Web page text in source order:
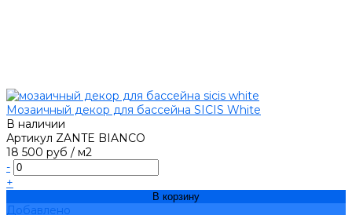
Мозаичный декор для бассейна SICIS White
В наличии
Артикул ZANTE BIANCO
18 500 руб / м2
-
+
В корзину
Добавлено